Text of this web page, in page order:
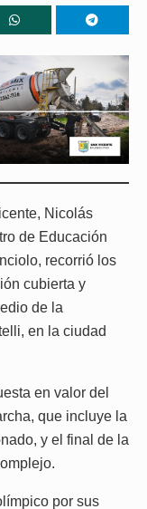
Nicolás
de Educación
recorrió los
cubierta y
de la
en la ciudad
en valor del
que incluye la
y el final de la
por sus